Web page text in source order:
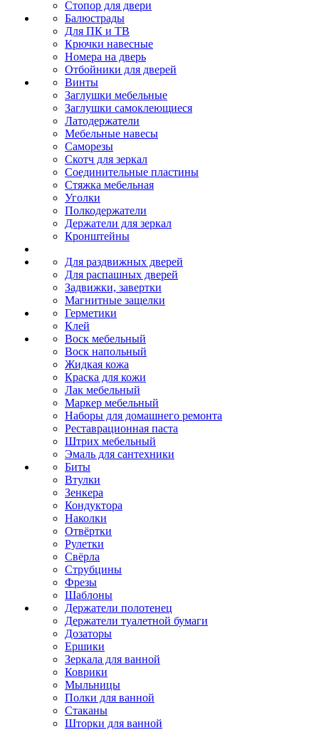
Стопор для двери
Балюстрады
Для ПК и ТВ
Крючки навесные
Номера на дверь
Отбойники для дверей
Винты
Заглушки мебельные
Заглушки самоклеющиеся
Латодержатели
Мебельные навесы
Саморезы
Скотч для зеркал
Соединительные пластины
Стяжка мебельная
Уголки
Полкодержатели
Держатели для зеркал
Кронштейны
Для раздвижных дверей
Для распашных дверей
Задвижки, завертки
Магнитные защелки
Герметики
Клей
Воск мебельный
Воск напольный
Жидкая кожа
Краска для кожи
Лак мебельный
Маркер мебельный
Наборы для домашнего ремонта
Реставрационная паста
Штрих мебельный
Эмаль для сантехники
Биты
Втулки
Зенкера
Кондуктора
Наколки
Отвёртки
Рулетки
Свёрла
Струбцины
Фрезы
Шаблоны
Держатели полотенец
Держатели туалетной бумаги
Дозаторы
Ершики
Зеркала для ванной
Коврики
Мыльницы
Полки для ванной
Стаканы
Шторки для ванной